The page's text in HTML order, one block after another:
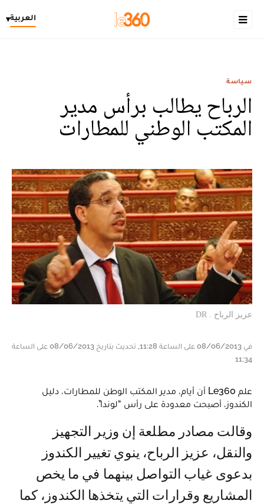
العربية▾
سياسة
الرباح يطالب برأس مدير
المكتب الوطني للمطارات
عزيز الرباح . DR
في 08/06/2013 على الساعة 11:28, تحديث بتاريخ 08/06/2013 على الساعة
11:34
علم Le360 أن أيام، مدير المكتب الوطن للمطارات، دليل
الكندوز، أصبحت معدودة على رأس “لوندا”.
وقالت مصادر مطلعة إن وزير التجهيز
والنقل، عزيز الرباح، ينوي تغيير الكندوز
بدعوى غياب التواصل بينهما في ما يخص
المشاريع وقرارات التي يتخذها الكندوز، كما